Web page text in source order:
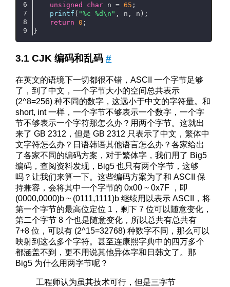
unsigned char n = 65 ;
printf ( "%c %d\n" , n, n);
return
0 ;
}
CJK 编码和乱码#
在英文的语境下一切都很不错，ASCII 一个字节足够
了，到了中文，一个字节大小的空间总共表示
(2^8=256) 种不同的数字，这远小于中文的字符量。和
short, int 一样，一个字节不够表示一个数字，一个字
节不够表示一个字符那怎么办？用两个字节。这就出
来了 GB 2312，但是 GB 2312 只表示了中文，繁体中
文字符怎么办？日语韩语其他语言怎么办？各家给出
了各家不同的编码方案，对于繁体字，我们用了 Big5
编码，查阅资料发现，Big5 也只有两个字节，这够
吗？让我们来算一下。这些编码方案为了和 ASCII 保
持兼容，会将其中一个字节的 0x00 ~ 0x7F ，即
(0000,0000)b ~ (0111,1111)b 继续用以表示 ASCII，将
第一个字节的最高位定位 1，剩下 7 位可以随意变化，
第二个字节 8 个也是随意变化，所以总共有总共有
7+8 位，可以有 (2^15=32768) 种数字不同，那么可以
映射到这么多个字符。甚至连康熙字典中的四万多个
都涵盖不到，更不用说其他异体字和日韩文了。那
Big5 为什么用两字节呢？
工程师认为虽其技术可行，但是三字节